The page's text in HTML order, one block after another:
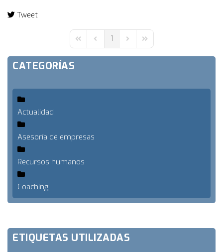
Tweet
First PagePrevious Page
1 Next PageLast Page
CATEGORÍAS
Actualidad
Asesoría de empresas
Recursos humanos
Coaching
ETIQUETAS UTILIZADAS